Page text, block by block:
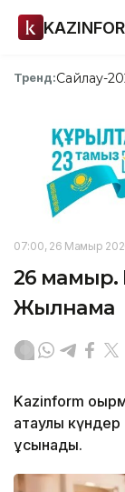
Тренд:Сайлау-
07:00, 26 Мамыр
26 мамыр.
Жылнама
Kazinform
атаулы күндер
ұсынады.